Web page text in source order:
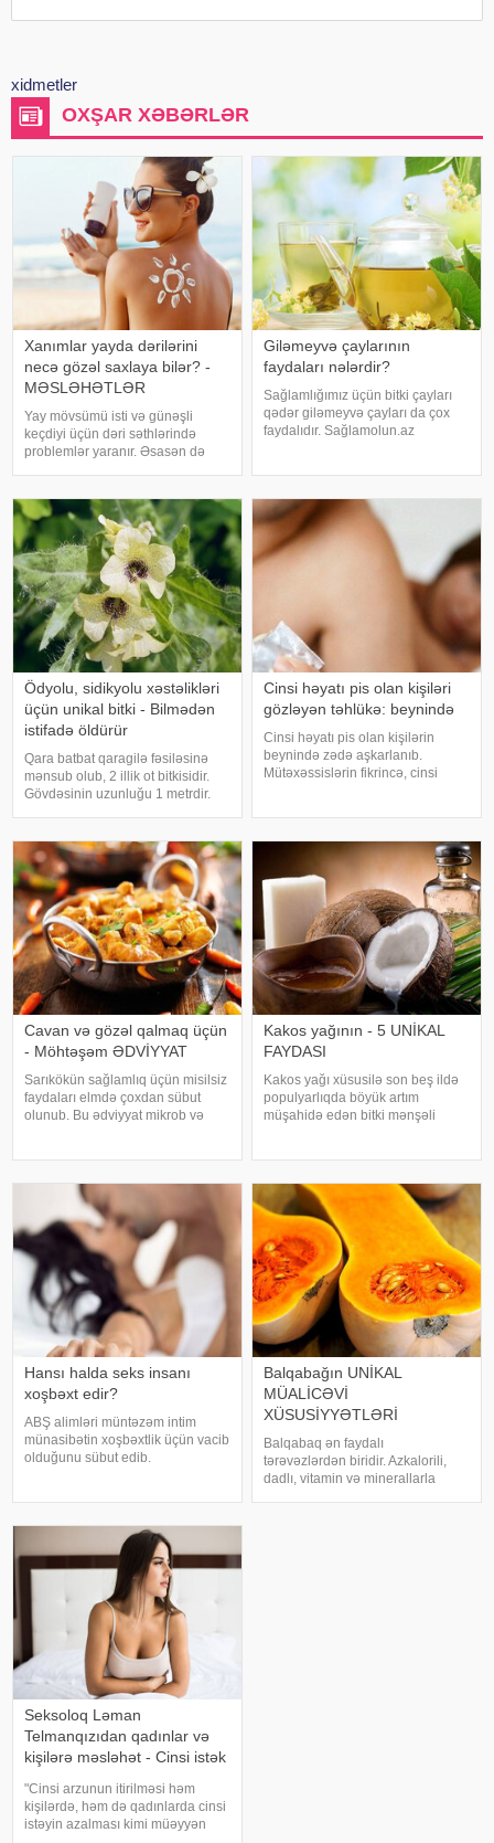
xidmetler
OXŞAR XƏBƏRLƏR
Xanımlar yayda dərilərini
necə gözəl saxlaya bilər? -
MƏSLƏHƏTLƏR
Yay mövsümü isti və günəşli
keçdiyi üçün dəri səthlərində
problemlər yaranır. Əsasən də
uğrayır və baxımsızlaşır.
Sağlamolun.az bu dəfə dərini
gözəlləşdirən v
Giləmeyvə çaylarının
faydaları nələrdir?
Sağlamlığımız üçün bitki çayları
qədər giləmeyvə çayları da çox
faydalıdır. Sağlamolun.az
çayıdır. Həzmi yaxşılaşdırır.
Şişkinliy
Ödyolu, sidikyolu xəstəlikləri
üçün unikal bitki - Bilmədən
istifadə öldürür
Qara batbat qaragilə fəsiləsinə
mənsub olub, 2 illik ot bitkisidir.
Gövdəsinin uzunluğu 1 metrdir.
yumurta formasındadır.
Yarpaqlarının saplağı həcmli
Cinsi həyatı pis olan kişiləri
gözləyən təhlükə: beynində
Cinsi həyatı pis olan kişilərin
beynində zədə aşkarlanıb.
Mütəxəssislərin fikrincə, cinsi
problemlərinin xəbərçisi ola bilər.
Cavan və gözəl qalmaq üçün
- Möhtəşəm ƏDVİYYAT
Sarıkökün sağlamlıq üçün misilsiz
faydaları elmdə çoxdan sübut
olunub. Bu ədviyyat mikrob və
xərçəngin riskini azaldır, qaraciyər
Kakos yağının - 5 UNİKAL
FAYDASI
Kakos yağı xüsusilə son beş ildə
populyarlıqda böyük artım
müşahidə edən bitki mənşəli
bankalarda kokos yağı tapmaq
mümkündür. Bundan əlavə,
qablaşdırıla
Hansı halda seks insanı
xoşbəxt edir?
ABŞ alimləri müntəzəm intim
münasibətin xoşbəxtlik üçün vacib
olduğunu sübut edib.
olub ki, həyatlarında mütəmad
Balqabağın UNİKAL
MÜALİCƏVİ
XÜSUSİYYƏTLƏRİ
Balqabaq ən faydalı
tərəvəzlərdən biridir. Azkalorili,
dadlı, vitamin və minerallarla
Seksoloq Ləman
Telmanqızıdan qadınlar və
kişilərə məsləhət - Cinsi istək
"Cinsi arzunun itirilməsi həm
kişilərdə, həm də qadınlarda cinsi
istəyin azalması kimi müəyyən